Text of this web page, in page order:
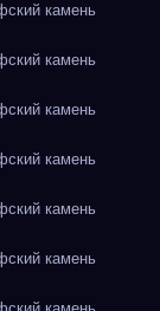
камень
камень
камень
камень
камень
камень